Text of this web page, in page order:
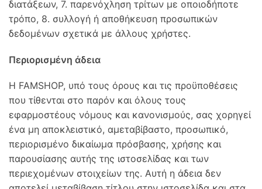
διατάξεων, 7. παρενόχληση τρίτων με οποιοδήποτε
τρόπο, 8. συλλογή ή αποθήκευση προσωπικών
δεδομένων σχετικά με άλλους χρήστες.
Περιορισμένη άδεια
Η FAMSHOP, υπό τους όρους και τις προϋποθέσεις
που τίθενται στο παρόν και όλους τους
εφαρμοστέους νόμους και κανονισμούς, σας χορηγεί
ένα μη αποκλειστικό, αμεταβίβαστο, προσωπικό,
περιορισμένο δικαίωμα πρόσβασης, χρήσης και
παρουσίασης αυτής της ιστοσελίδας και των
περιεχομένων στοιχείων της. Αυτή η άδεια δεν